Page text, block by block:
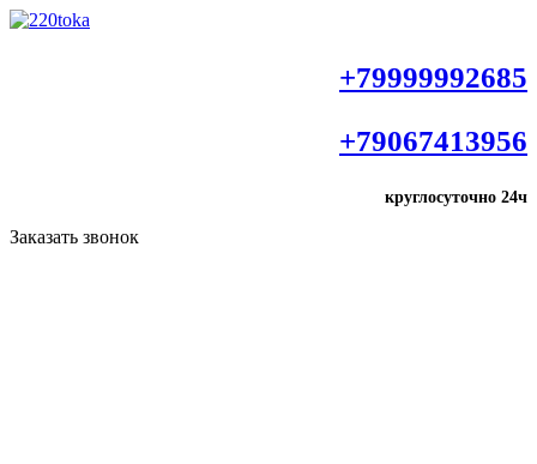
+79999992685
+79067413956
круглосуточно 24ч
Заказать звонок